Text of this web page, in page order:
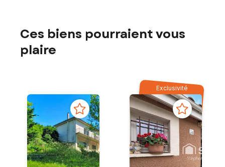
Ces biens pourraient vous
plaire
Exclusivité